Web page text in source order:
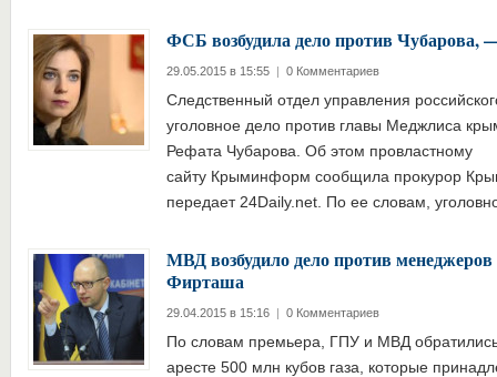
ФСБ возбудила дело против Чубарова,
29.05.2015 в 15:55 | 0 Комментариев
Следственный отдел управления
уголовное дело против главы Меджлиса
Рефата Чубарова. Об этом провластному
сайту Крыминформ сообщила прокурор
передает 24Daily.net. По ее словам,
МВД возбудило дело против менеджеров
Фирташа
29.04.2015 в 15:16 | 0 Комментариев
По словам премьера, ГПУ и МВД обратились
аресте 500 млн кубов газа, которые